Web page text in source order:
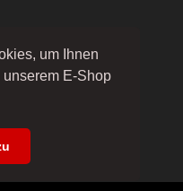
um Ihnen
E-Shop
an: